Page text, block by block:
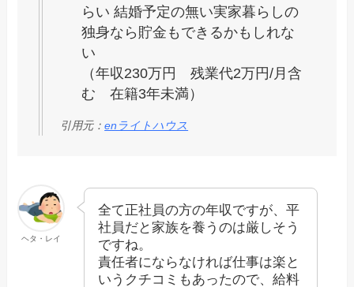
らい 結婚予定の無い実家暮らしの
独身なら貯金もできるかもしれな
い
（年収230万円 残業代2万円/月含
む 在籍3年未満）
引用元：enライトハウス
ヘタ・レイ
全て正社員の方の年収ですが、平
社員だと家族を養うのは厳しそう
ですね。
責任者にならなければ仕事は楽と
いうクチコミもあったので、給料